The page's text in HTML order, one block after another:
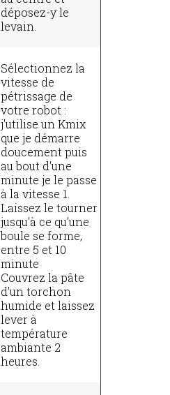
déposez-y le
levain.
Sélectionnez la
vitesse de
pétrissage de
votre robot :
j'utilise un Kmix
que je démarre
doucement puis
au bout d'une
minute je le passe
à la vitesse 1.
Laissez le tourner
jusqu'à ce qu'une
boule se forme,
entre 5 et 10
minute
Couvrez la pâte
d'un torchon
humide et laissez
lever à
température
ambiante 2
heures.